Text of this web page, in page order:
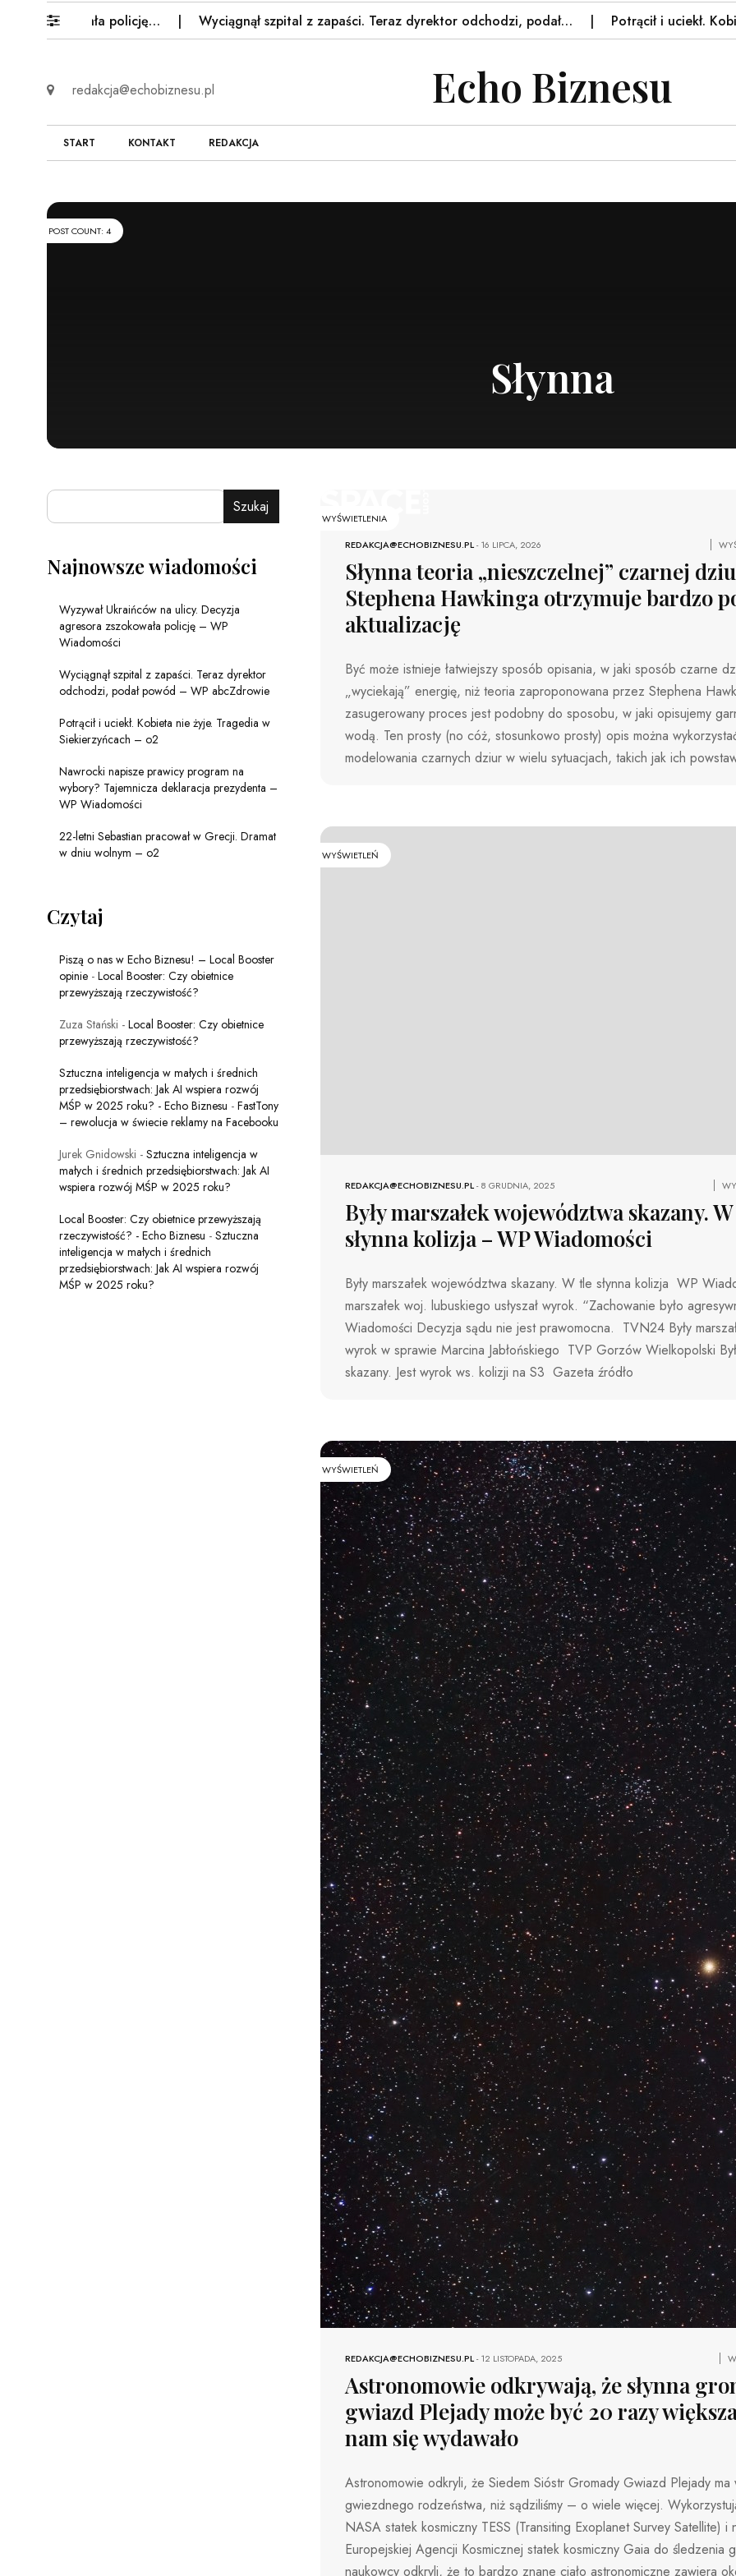
policję… Wyciągnął szpital z zapaści. Teraz dyrektor odchodzi, podał… Potrącił i uciekł. Kobieta nie
redakcja@echobiznesu.pl Echo Biznesu
START KONTAKT REDAKCJA
POST COUNT: 4
Słynna
WYŚWIETLENIA
REDAKCJA@ECHOBIZNESU.PL -16 LIPCA, 2026
Słynna teoria „nieszczelnej” czarnej
Stephena Hawkinga otrzymuje bardzo
aktualizację
Być może istnieje łatwiejszy sposób opisania, w jaki sposób czarne
„wyciekają” energię, niż teoria zaproponowana przez Stephena
zasugerowany proces jest podobny do sposobu, w jaki opisujemy
wodą. Ten prosty (no cóż, stosunkowo prosty) opis można
modelowania czarnych dziur w wielu sytuacjach, takich jak ich
WYŚWIETLEŃ
REDAKCJA@ECHOBIZNESU.PL -8 GRUDNIA, 2025
Były marszałek województwa skazany.
słynna kolizja – WP Wiadomości
Były marszałek województwa skazany. W tle słynna kolizja WP
marszałek woj. lubuskiego usłyszał wyrok. “Zachowanie było
Wiadomości Decyzja sądu nie jest prawomocna. TVN24 Były
wyrok w sprawie Marcina Jabłońskiego TVP Gorzów Wielkopolski
skazany. Jest wyrok ws. kolizji na S3 Gazeta źródło
WYŚWIETLEŃ
REDAKCJA@ECHOBIZNESU.PL -12 LISTOPADA, 2025
Astronomowie odkrywają, że słynna
gwiazd Plejady może być 20 razy
nam się wydawało
Astronomowie odkryli, że Siedem Sióstr Gromady Gwiazd Plejady ma
gwiezdnego rodzeństwa, niż sądziliśmy – o wiele więcej.
NASA statek kosmiczny TESS (Transiting Exoplanet Survey Satellite) i
Europejskiej Agencji Kosmicznej statek kosmiczny Gaia do śledzenia
naukowcy odkryli, że to bardzo znane ciało astronomiczne zawiera
Szukaj
Najnowsze wiadomości
Wyzywał Ukraińców na ulicy. Decyzja
agresora zszokowała policję – WP
Wiadomości
Wyciągnął szpital z zapaści. Teraz dyrektor
odchodzi, podał powód – WP abcZdrowie
Potrącił i uciekł. Kobieta nie żyje. Tragedia w
Siekierzyńcach – o2
Nawrocki napisze prawicy program na
wybory? Tajemnicza deklaracja prezydenta –
WP Wiadomości
22-letni Sebastian pracował w Grecji. Dramat
w dniu wolnym – o2
Czytaj
Piszą o nas w Echo Biznesu! – Local Booster
opinie - Local Booster: Czy obietnice
przewyższają rzeczywistość?
Zuza Stański - Local Booster: Czy obietnice
przewyższają rzeczywistość?
Sztuczna inteligencja w małych i średnich
przedsiębiorstwach: Jak AI wspiera rozwój
MŚP w 2025 roku? - Echo Biznesu - FastTony
– rewolucja w świecie reklamy na Facebooku
Jurek Gnidowski - Sztuczna inteligencja w
małych i średnich przedsiębiorstwach: Jak AI
wspiera rozwój MŚP w 2025 roku?
Local Booster: Czy obietnice przewyższają
rzeczywistość? - Echo Biznesu - Sztuczna
inteligencja w małych i średnich
przedsiębiorstwach: Jak AI wspiera rozwój
MŚP w 2025 roku?